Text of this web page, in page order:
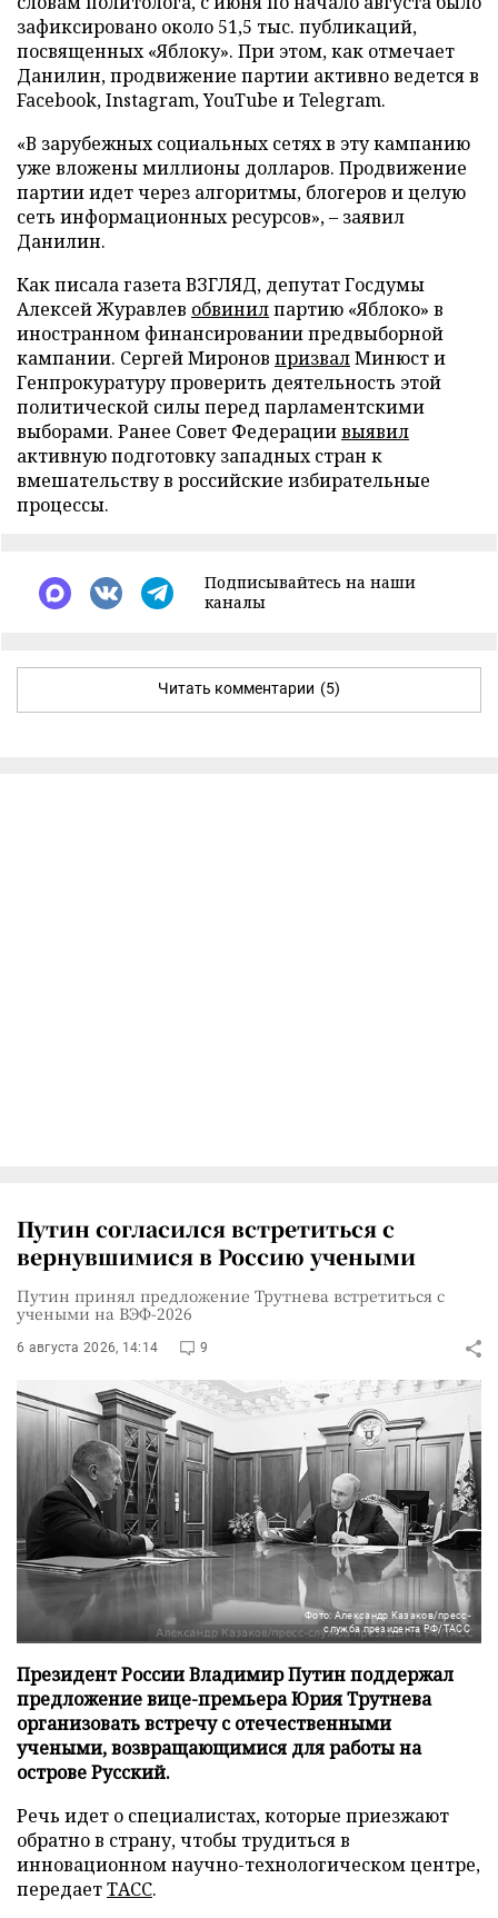
зафиксировано около 51,5 тыс. публикаций,
посвященных «Яблоку». При этом, как отмечает
Данилин, продвижение партии активно ведется в
Facebook, Instagram, YouTube и Telegram.
«В зарубежных социальных сетях в эту кампанию
уже вложены миллионы долларов. Продвижение
партии идет через алгоритмы, блогеров и целую
сеть информационных ресурсов», – заявил
Данилин.
Как писала газета ВЗГЛЯД, депутат Госдумы
Алексей Журавлев обвинилпартию «Яблоко» в
иностранном финансировании предвыборной
кампании. Сергей Миронов призвалМинюст и
Генпрокуратуру проверить деятельность этой
политической силы перед парламентскими
выборами. Ранее Совет Федерациивыявил
активную подготовку западных стран к
вмешательству в российские избирательные
процессы.
Подписывайтесь на наши
каналы
Читать комментарии (5)
Путин согласился встретиться с
вернувшимися в Россию учеными
Путин принял предложение Трутнева встретиться с
учеными на ВЭФ-2026
6 августа 2026, 14:14 9
Фото: Александр Казаков/пресс-
служба президента РФ/ТАСС
Президент России Владимир Путин поддержал
предложение вице-премьера Юрия Трутнева
организовать встречу с отечественными
учеными, возвращающимися для работы на
острове Русский.
Речь идет о специалистах, которые приезжают
обратно в страну, чтобы трудиться в
инновационном научно-технологическом центре,
передаетТАСС.